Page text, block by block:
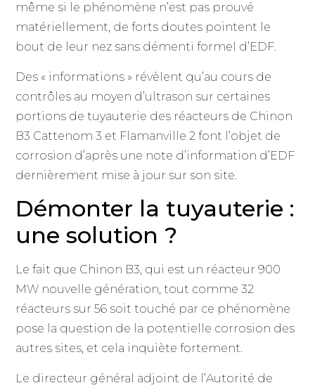
même si le phénomène n’est pas prouvé
matériellement, de forts doutes pointent le
bout de leur nez sans démenti formel d’EDF.
Des « informations » révèlent qu’au cours de
contrôles au moyen d’ultrason sur certaines
portions de tuyauterie des réacteurs de Chinon
B3 Cattenom 3 et Flamanville 2 font l’objet de
corrosion d’après une note d’information d’EDF
dernièrement mise à jour sur son site.
Démonter la tuyauterie :
une solution ?
Le fait que Chinon B3, qui est un réacteur 900
MW nouvelle génération, tout comme 32
réacteurs sur 56 soit touché par ce phénomène
pose la question de la potentielle corrosion des
autres sites, et cela inquiète fortement.
Le directeur général adjoint de l’Autorité de